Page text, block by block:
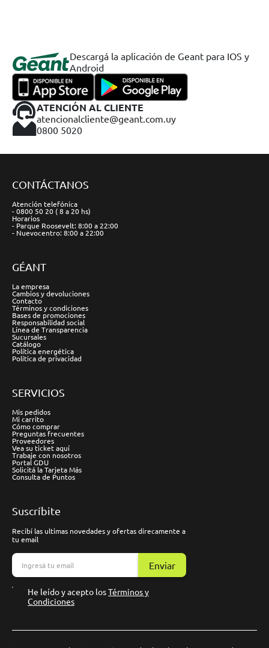
Descargá la aplicación de Geant para IOS y
Android
ATENCIÓN AL CLIENTE
atencionalcliente@geant.com.uy
0800 5020
CONTÁCTANOS
Atención telefónica
- 0800 50 20 ( 8 a 20 hs)
Horarios
- Parque Roosevelt: 8:00 a 22:00
- Nuevocentro: 8:00 a 22:00
GÉANT
La empresa
Cambios y devoluciones
Contacto
Términos y condiciones
Bases de promociones
Responsabilidad social
Línea de Transparencia
Sucursales
Catálogo
Política energética
Política de privacidad
SERVICIOS
Mis pedidos
Mi carrito
Cómo comprar
Preguntas frecuentes
Proveedores
Vea su ticket aquí
Trabaje con nosotros
Portal GDU
Solicitá la Tarjeta Más
Consulta de Puntos
Suscríbite
Recibí las ultimas novedades y ofertas direcamente a
tu email
Enviar
He leído y acepto losTérminos y
Condiciones